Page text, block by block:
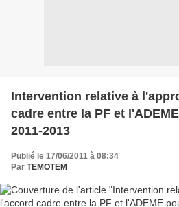
Intervention relative à
cadre entre la PF et
2011-2013
Publié le 17/06/2011 à 08:34
Par TEMOTEM